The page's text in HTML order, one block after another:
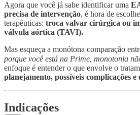
Agora que você já sabe identificar uma
precisa de intervenção, é hora de
terapêuticas: troca valvar cirúrgica ou
válvula aórtica (TAVI).
Mas esqueça a monótona comparação
porque você está na Prime, monotonia
enfoque é entender o que envolve o
planejamento, possíveis complicações
Indicações